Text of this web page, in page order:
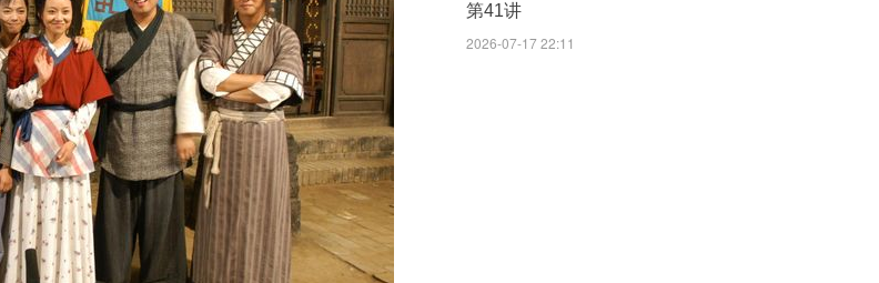
第41讲
2026-07-17 22:11